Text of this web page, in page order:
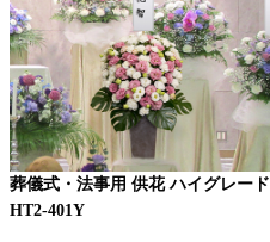
葬儀式・法事用 供花 ハイグレード
HT2-401Y